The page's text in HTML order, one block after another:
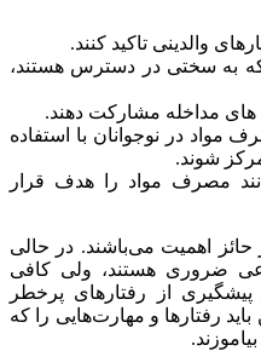
والدینی تاکید کنند.
که به سختی در دسترس هستند،
­های مداخله مشارکت دهند.
مواد در نوجوانان با استفاده
شوند.
مصرف مواد را هدف قرار
حائز اهمیت می‌باشند. در حالی
ضروری هستند، ولی کافی
پیشگیری از رفتارهای پرخطر
رفتارها و مهارت‌هایی را که